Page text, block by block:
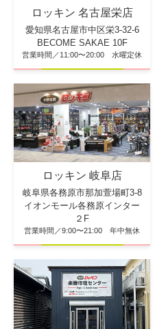
ロッキン 名古屋栄店
愛知県名古屋市中区栄3-32-6
BECOME SAKAE 10F
営業時間／11:00〜20:00 水曜定休
ロッキン 岐阜店
岐阜県各務原市那加萱場町3-8
イオンモール各務原インター
２F
営業時間／9:00〜21:00 年中無休